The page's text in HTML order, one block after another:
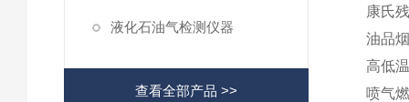
液化石油气检测仪器
查看全部产品 >>
康氏
油品
高低
喷气